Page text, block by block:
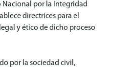
por la Integridad
directrices para el
y ético de dicho proceso
por la sociedad civil,